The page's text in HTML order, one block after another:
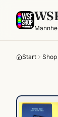
Start Shop